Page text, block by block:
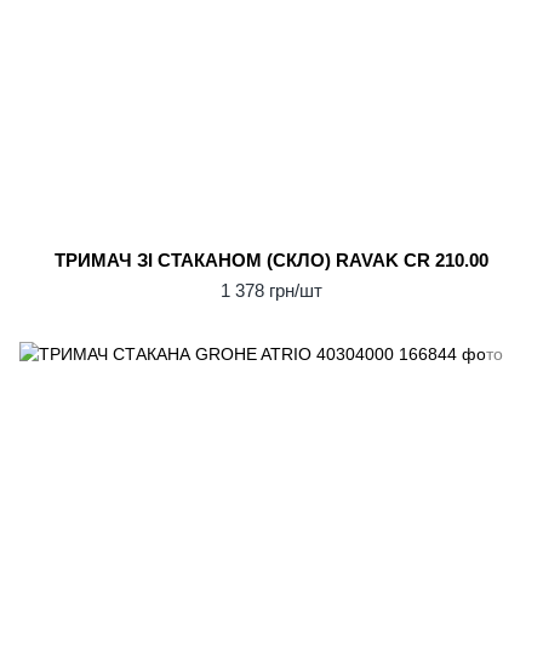
ТРИМАЧ ЗІ СТАКАНОМ (СКЛО) RAVAK CR 210.00
1 378 грн/шт